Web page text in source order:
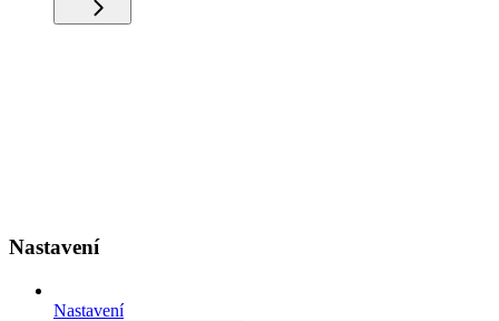
Nastavení
Nastavení